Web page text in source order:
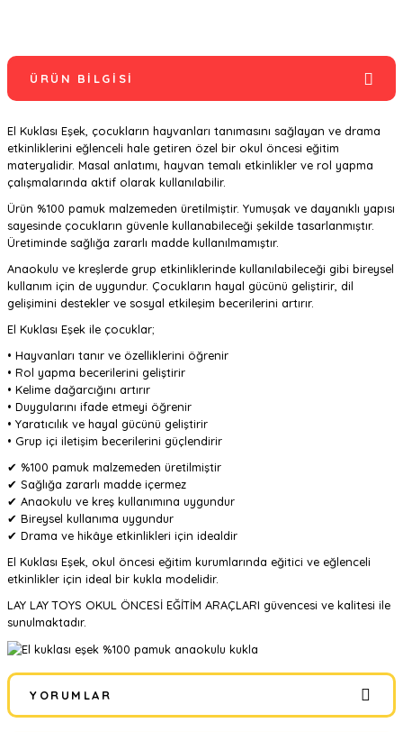
ÜRÜN BILGISI
El Kuklası Eşek, çocukların hayvanları tanımasını sağlayan ve drama
etkinliklerini eğlenceli hale getiren özel bir okul öncesi eğitim
materyalidir. Masal anlatımı, hayvan temalı etkinlikler ve rol yapma
çalışmalarında aktif olarak kullanılabilir.
Ürün %100 pamuk malzemeden üretilmiştir. Yumuşak ve dayanıklı yapısı
sayesinde çocukların güvenle kullanabileceği şekilde tasarlanmıştır.
Üretiminde sağlığa zararlı madde kullanılmamıştır.
Anaokulu ve kreşlerde grup etkinliklerinde kullanılabileceği gibi bireysel
kullanım için de uygundur. Çocukların hayal gücünü geliştirir, dil
gelişimini destekler ve sosyal etkileşim becerilerini artırır.
El Kuklası Eşek ile çocuklar;
• Hayvanları tanır ve özelliklerini öğrenir
• Rol yapma becerilerini geliştirir
• Kelime dağarcığını artırır
• Duygularını ifade etmeyi öğrenir
• Yaratıcılık ve hayal gücünü geliştirir
• Grup içi iletişim becerilerini güçlendirir
✔ %100 pamuk malzemeden üretilmiştir
✔ Sağlığa zararlı madde içermez
✔ Anaokulu ve kreş kullanımına uygundur
✔ Bireysel kullanıma uygundur
✔ Drama ve hikâye etkinlikleri için idealdir
El Kuklası Eşek, okul öncesi eğitim kurumlarında eğitici ve eğlenceli
etkinlikler için ideal bir kukla modelidir.
LAY LAY TOYS OKUL ÖNCESİ EĞİTİM ARAÇLARI güvencesi ve kalitesi ile
sunulmaktadır.
YORUMLAR